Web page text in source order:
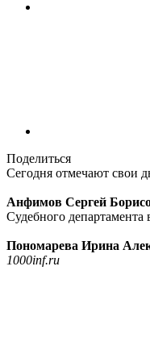
Поделиться
Сегодня отмечают свои
Анфимов Сергей
Судебного департамента
Пономарева Ирина
1000inf.ru